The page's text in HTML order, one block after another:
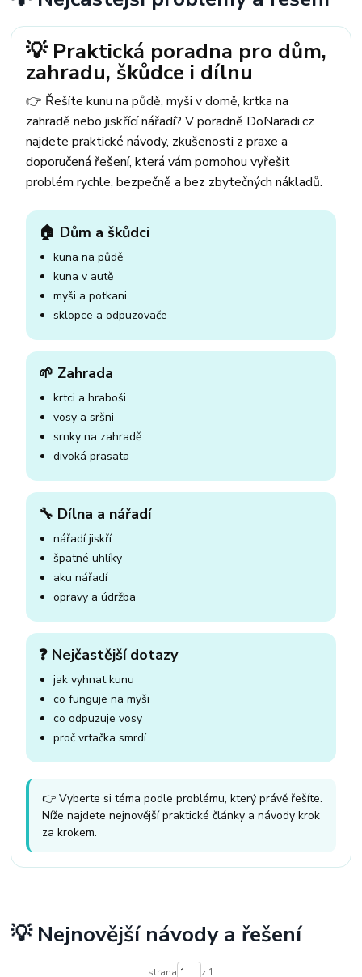
mravenci a mšice
uhlíky do nářadí
uhlíky do nařadí
uhlíky do vysavače
uhlíky do pračky uhlíky do
uhlíky parkside
uhlíky ferm uhlíky makita
uhlíkové kartáče
kde sehnat uhlíky
kde koupit uhlíky
💡 Praktická poradna pro dům,
zahradu, škůdce i dílnu
👉 Řešíte kunu na půdě, myši v domě, krtka na
zahradě nebo jiskřící nářadí? V poradně DoNaradi.cz
najdete praktické návody, zkušenosti z praxe a
doporučená řešení, která vám pomohou vyřešit
problém rychle, bezpečně a bez zbytečných nákladů.
🏠 Dům a škůdci
kuna na půdě
kuna v autě
myši a potkani
sklopce a odpuzovače
🌱 Zahrada
krtci a hraboši
vosy a sršni
srnky na zahradě
divoká prasata
🔧 Dílna a nářadí
nářadí jiskří
špatné uhlíky
aku nářadí
opravy a údržba
❓ Nejčastější dotazy
jak vyhnat kunu
co funguje na myši
co odpuzuje vosy
proč vrtačka smrdí
👉 Vyberte si téma podle problému, který právě řešíte.
Níže najdete nejnovější praktické články a návody krok
za krokem.
💡 Nejnovější návody a řešení
strana z 1